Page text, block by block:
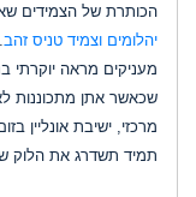
הכותרת של הצמידים
יהלומים וצמיד טניס זהב
מעניקים מראה יוקרתי
שכאשר אתן מתכוננות
מרכזי, ישיבת אונליין
תמיד תשדרג את הלוק